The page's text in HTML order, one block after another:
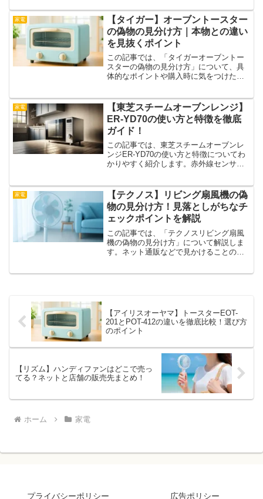
一台を見つけるポイントを紹介します。
「顔のうぶ毛処...
家電
【タイガー】オーブントースター
の偽物の見分け方｜本物との違い
を見抜くポイント
この記事では、「タイガーオーブントー
スターの偽物の見分け方」について、具
体的なポイントや購入時に気をつけたい
ブントースターですが、その知名度の高
さから模倣品が出回ること...
家電
【東芝スチームオーブンレンジ】
ER-YD70の使い方と特徴を徹底
ガイド！
この記事では、東芝スチームオーブンレ
ンジER-YD70の使い方と特徴についてわ
かりやすく紹介します。赤外線センサー
事から時短メニューまで、毎日活躍する
このオーブンレンジ...
家電
【テクノス】リビング扇風機の偽
物の見分け方！見落としがちなチ
ェックポイントを解説
この記事では、「テクノスリビング扇風
機の偽物の見分け方」について解説しま
す。ネット通販などで見かけることの多
【アイリスオーヤマ】トースターEOT-
201とPOT-412の違いを徹底比較！選び方
のポイント
【リズム】ハンディファンはどこで売っ
てる？ネットと店舗の販売先まとめ！
ホーム 家電
プライバシーポリシー 広告ポリシー